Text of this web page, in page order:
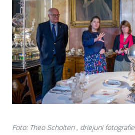
Foto: Theo Scholten , driejuni fotografie